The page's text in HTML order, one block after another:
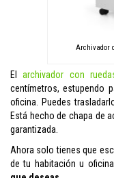
Archivador
Elarchivador con
centímetros, estupendo
oficina. Puedes
Está hecho de chapa de
garantizada.
Ahora solo tienes que
de tu habitación u oficina.